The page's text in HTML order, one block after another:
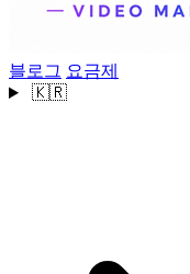
블로그 요금제
🇰🇷